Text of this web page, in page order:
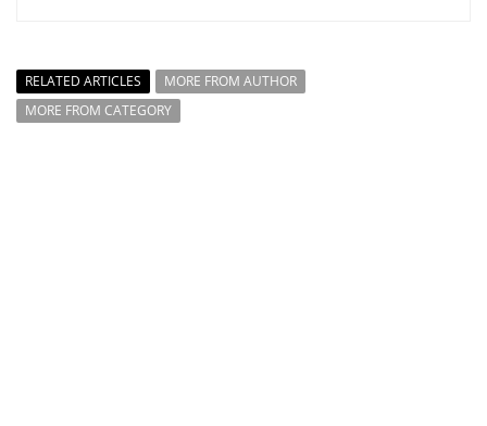
RELATED ARTICLES
MORE FROM AUTHOR
MORE FROM CATEGORY